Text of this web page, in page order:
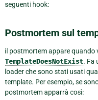
seguenti hook:
Postmortem sul
il postmortem appare quando
TemplateDoesNotExist. Fa
loader che sono stati usati
template. Per esempio, se
postmortem apparrà così: